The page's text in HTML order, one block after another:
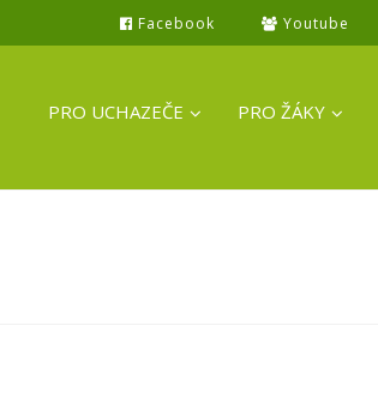
Facebook Youtube
PRO UCHAZEČE PRO ŽÁKY